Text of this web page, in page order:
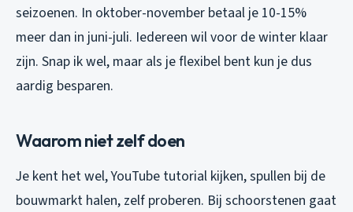
seizoenen. In oktober-november betaal je 10-15%
meer dan in juni-juli. Iedereen wil voor de winter klaar
zijn. Snap ik wel, maar als je flexibel bent kun je dus
aardig besparen.
Waarom niet zelf doen
Je kent het wel, YouTube tutorial kijken, spullen bij de
bouwmarkt halen, zelf proberen. Bij schoorstenen gaat